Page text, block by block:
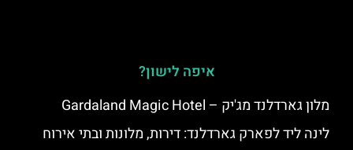
איפה לישון?
מלון גארדלנד מג'יק – Gardaland Magic Hotel
לינה ליד לפארק גארדלנד: דירות, מלונות ובתי אירוח